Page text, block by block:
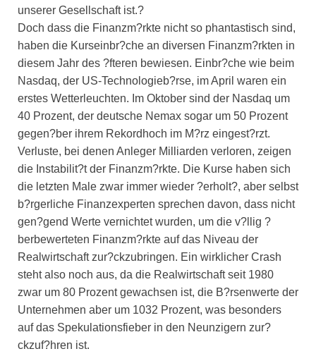
unserer Gesellschaft ist.?
Doch dass die Finanzm?rkte nicht so phantastisch sind,
haben die Kurseinbr?che an diversen Finanzm?rkten in
diesem Jahr des ?fteren bewiesen. Einbr?che wie beim
Nasdaq, der US-Technologieb?rse, im April waren ein
erstes Wetterleuchten. Im Oktober sind der Nasdaq um
40 Prozent, der deutsche Nemax sogar um 50 Prozent
gegen?ber ihrem Rekordhoch im M?rz eingest?rzt.
Verluste, bei denen Anleger Milliarden verloren, zeigen
die Instabilit?t der Finanzm?rkte. Die Kurse haben sich
die letzten Male zwar immer wieder ?erholt?, aber selbst
b?rgerliche Finanzexperten sprechen davon, dass nicht
gen?gend Werte vernichtet wurden, um die v?llig ?
berbewerteten Finanzm?rkte auf das Niveau der
Realwirtschaft zur?ckzubringen. Ein wirklicher Crash
steht also noch aus, da die Realwirtschaft seit 1980
zwar um 80 Prozent gewachsen ist, die B?rsenwerte der
Unternehmen aber um 1032 Prozent, was besonders
auf das Spekulationsfieber in den Neunzigern zur?
ckzuf?hren ist.